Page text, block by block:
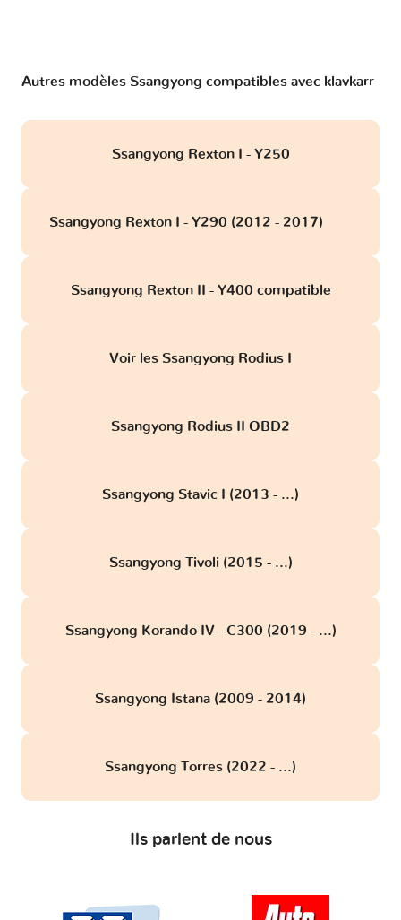
Autres modèles Ssangyong compatibles avec klavkarr
Ssangyong Rexton I - Y250
Ssangyong Rexton I - Y290 (2012 - 2017)
Ssangyong Rexton II - Y400 compatible
Voir les Ssangyong Rodius I
Ssangyong Rodius II OBD2
Ssangyong Stavic I (2013 - ...)
Ssangyong Tivoli (2015 - ...)
Ssangyong Korando IV - C300 (2019 - ...)
Ssangyong Istana (2009 - 2014)
Ssangyong Torres (2022 - ...)
Ils parlent de nous